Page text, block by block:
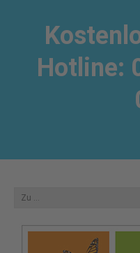
Hotline: